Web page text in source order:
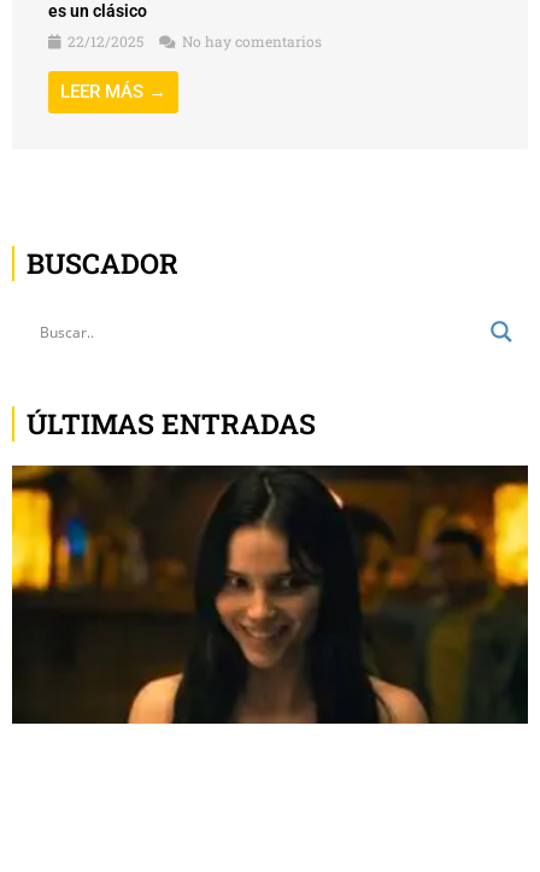
es un clásico
22/12/2025
No hay comentarios
LEER MÁS →
BUSCADOR
ÚLTIMAS ENTRADAS